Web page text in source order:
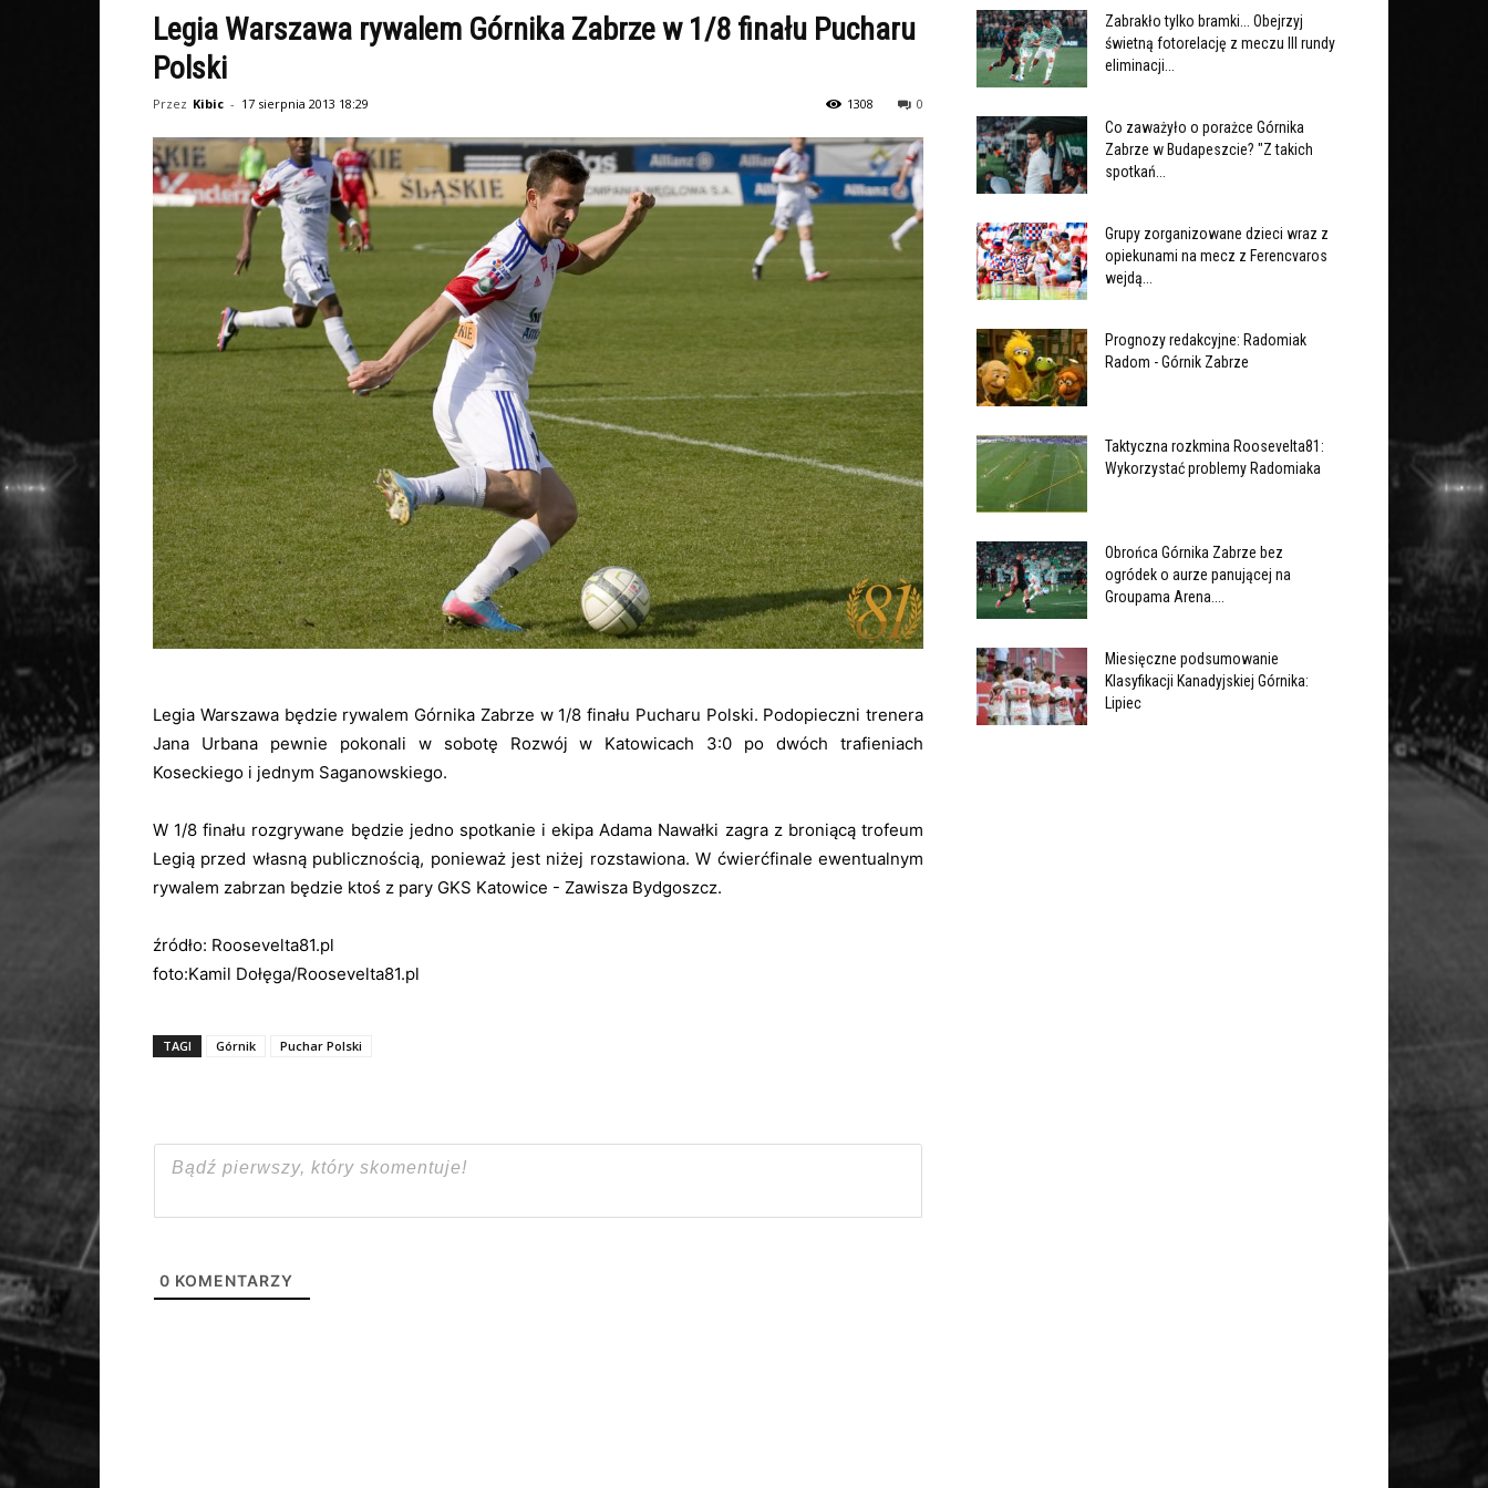
Legia Warszawa rywalem Górnika Zabrze w 1/8 finału Pucharu
Polski
Przez Kibic - 17 sierpnia 2013 18:29 0
1308
Legia Warszawa będzie rywalem Górnika Zabrze w 1/8 finału Pucharu Polski. Podopieczni trenera
Jana Urbana pewnie pokonali w sobotę Rozwój w Katowicach 3:0 po dwóch trafieniach
Koseckiego i jednym Saganowskiego.
W 1/8 finału rozgrywane będzie jedno spotkanie i ekipa Adama Nawałki zagra z broniącą trofeum
Legią przed własną publicznością, ponieważ jest niżej rozstawiona. W ćwierćfinale ewentualnym
rywalem zabrzan będzie ktoś z pary GKS Katowice - Zawisza Bydgoszcz.
źródło: Roosevelta81.pl
foto:Kamil Dołęga/Roosevelta81.pl
TAGI Górnik Puchar Polski
0 KOMENTARZY
Zabrakło tylko bramki... Obejrzyj
świetną fotorelację z meczu III rundy
eliminacji...
Co zaważyło o porażce Górnika
Zabrze w Budapeszcie? "Z takich
spotkań...
Grupy zorganizowane dzieci wraz z
opiekunami na mecz z Ferencvaros
wejdą...
Prognozy redakcyjne: Radomiak
Radom - Górnik Zabrze
Taktyczna rozkmina Roosevelta81:
Wykorzystać problemy Radomiaka
Obrońca Górnika Zabrze bez
ogródek o aurze panującej na
Groupama Arena....
Miesięczne podsumowanie
Klasyfikacji Kanadyjskiej Górnika:
Lipiec